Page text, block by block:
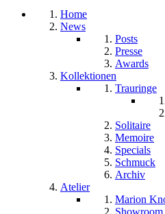
Home
News
Posts
Presse
Awards
Kollektionen
Trauringe
Solitaire
Memoire
Specials
Schmuck
Archiv
Atelier
Marion